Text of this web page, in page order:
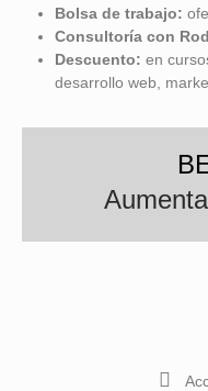
Bolsa de trabajo:
Consultoría con
Descuento: en
desarrollo web,